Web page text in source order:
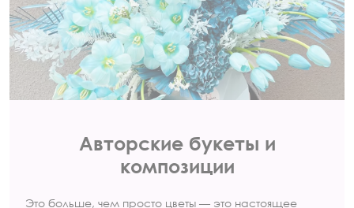
Авторские букеты и
композиции
Это больше, чем просто цветы — это настоящее